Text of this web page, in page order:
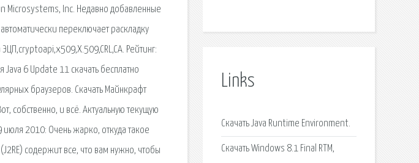
Microsystems, Inc. Недавно добавленные
переключает раскладку
Рейтинг:
6 Update 11 скачать бесплатно
браузеров. Скачать Майнкрафт
собственно, и всё. Актуальную текущую
июля 2010: Очень жарко, откуда такое
содержит все, что вам нужно, чтобы
Links
Скачать Java Runtime Environment.
Скачать Windows 8.1 Final RTM,